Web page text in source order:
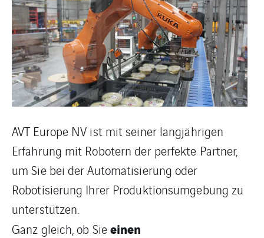
AVT Europe NV ist mit seiner langjährigen
Erfahrung mit Robotern der perfekte Partner,
um Sie bei der Automatisierung oder
Robotisierung Ihrer Produktionsumgebung zu
unterstützen.
Ganz gleich, ob Sieeinen